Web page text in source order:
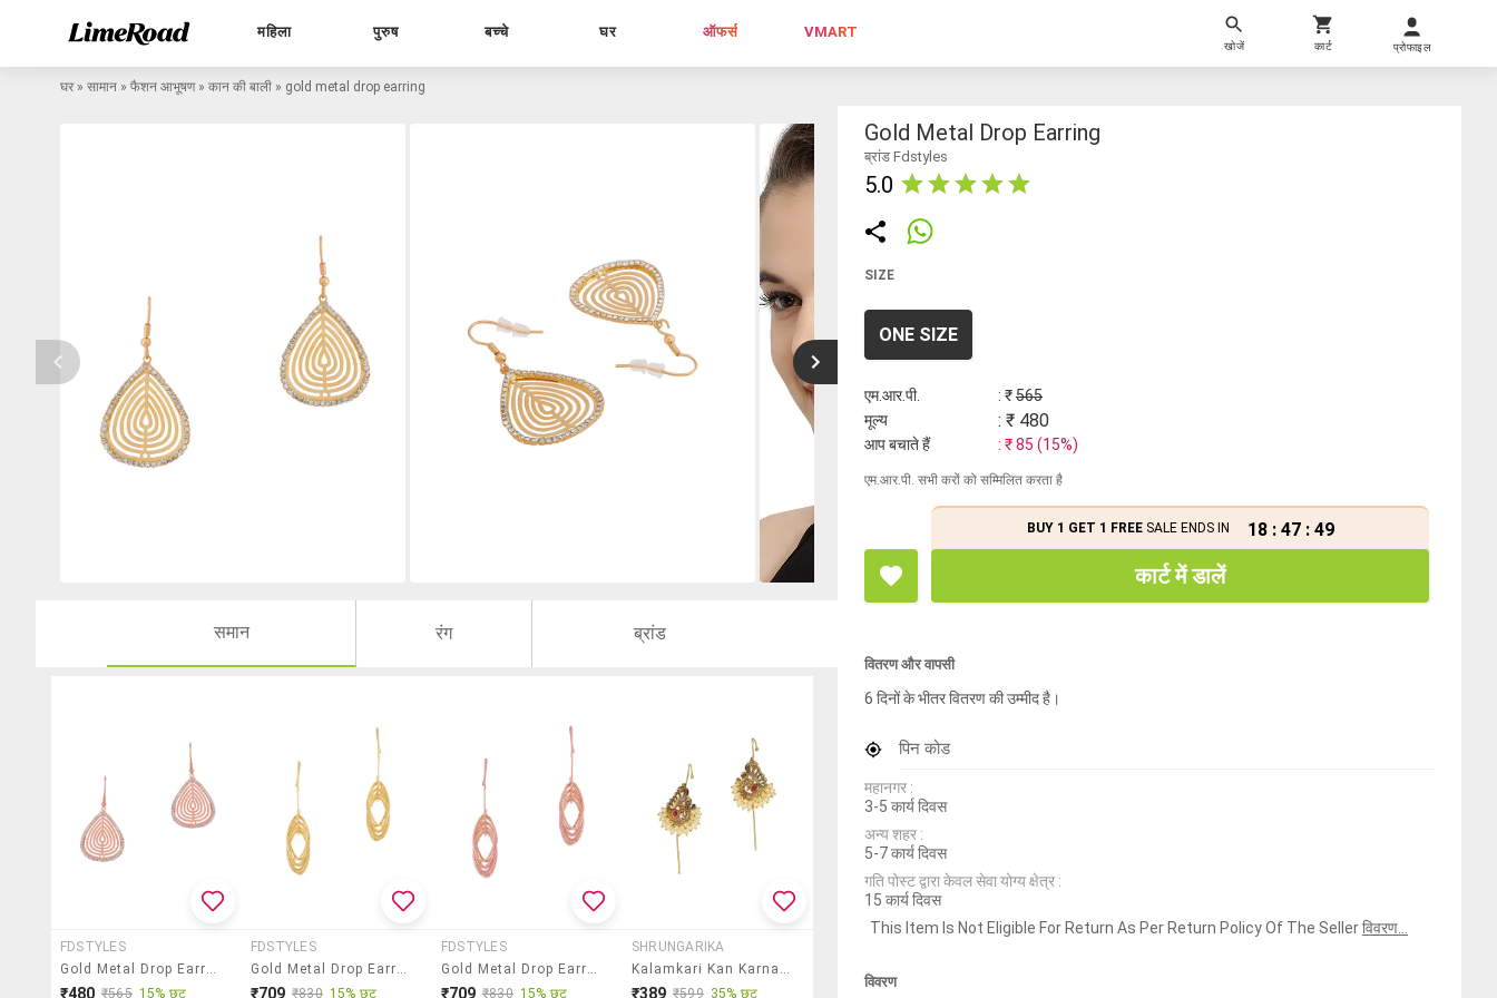
महिला पुरुष बच्चे घर ऑफर्स VMART
खोजें कार्ट प्रोफाइल
घर » सामान » फैशन आभूषण » कान की बाली » gold metal drop earring
समान रंग ब्रांड
FDSTYLES
Gold Metal Drop Earring
₹480 ₹565 15% छूट
FDSTYLES
Gold Metal Drop Earring
₹709 ₹830 15% छूट
FDSTYLES
Gold Metal Drop Earring
₹709 ₹830 15% छूट
SHRUNGARIKA
Kalamkari Kan Karnaful Ear Cuff
₹389 ₹599 35% छूट
Gold Metal Drop Earring
ब्रांड Fdstyles
5.0
SIZE
ONE SIZE
एम.आर.पी. : ₹565
मूल्य
: ₹ 480
आप बचाते हैं : ₹85 (15%)
एम.आर.पी. सभी करों को सम्मिलित करता है
BUY 1 GET 1 FREESALE ENDS IN 18 : 47 : 49
कार्ट में डालें
वितरण और वापसी
6 दिनों के भीतर वितरण की उम्मीद है।
पिन कोड
महानगर :
3-5 कार्य दिवस
अन्य शहर :
5-7 कार्य दिवस
गति पोस्ट द्वारा केवल सेवा योग्य क्षेत्र :
15 कार्य दिवस
This Item Is Not Eligible For Return As Per Return Policy Of The Sellerविवरण...
विवरण